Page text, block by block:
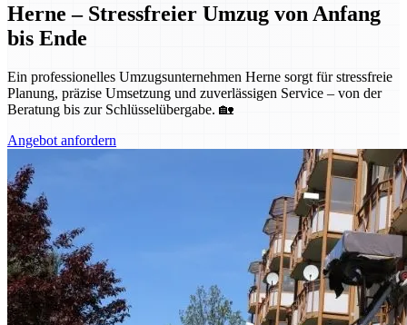
Herne – Stressfreier Umzug von Anfang
bis Ende
Ein professionelles Umzugsunternehmen Herne sorgt für stressfreie
Planung, präzise Umsetzung und zuverlässigen Service – von der
Beratung bis zur Schlüsselübergabe. 🏡
Angebot anfordern